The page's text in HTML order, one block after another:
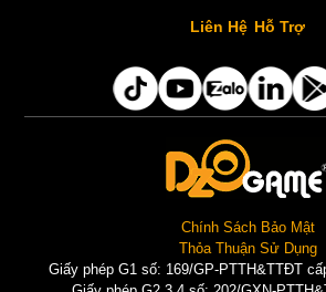
Liên Hệ Hỗ Trợ
Chính Sách Bảo Mật
Thỏa Thuận Sử Dụng
Giấy phép G1 số: 169/GP-PTTH&TTĐT